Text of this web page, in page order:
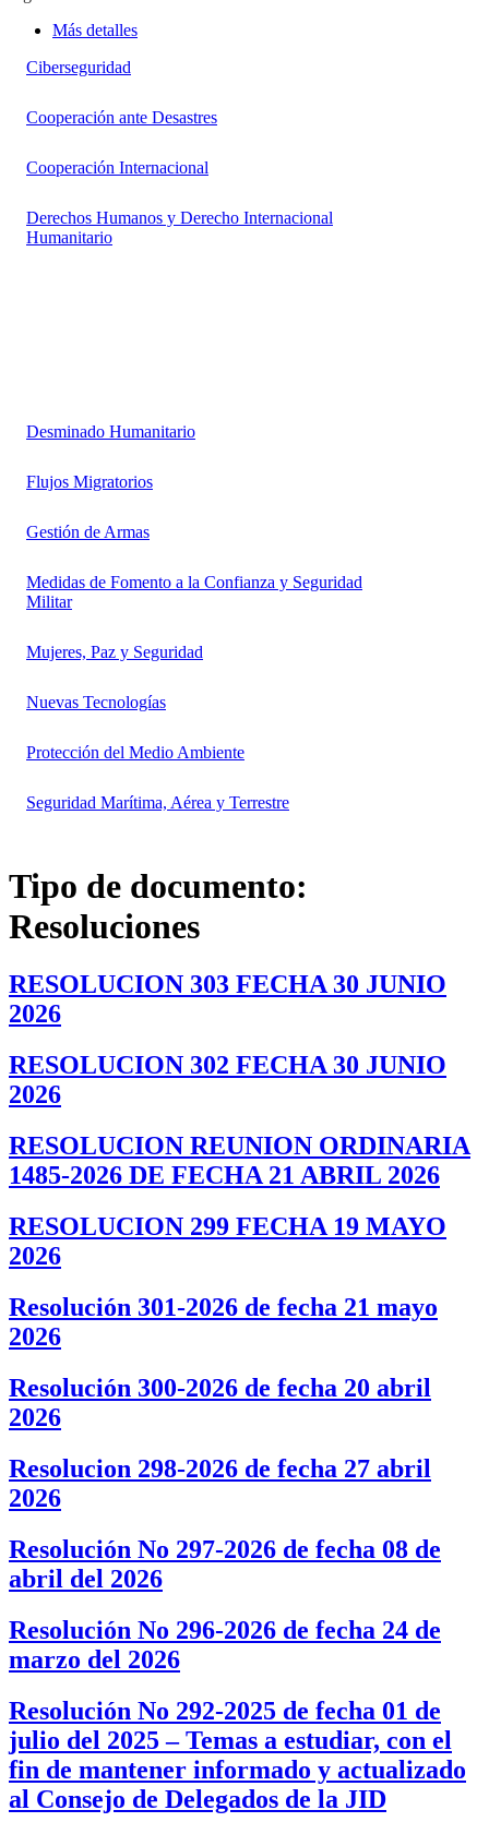
Más detalles
Ciberseguridad
Cooperación ante Desastres
Cooperación Internacional
Derechos Humanos y Derecho Internacional
Humanitario
Desminado Humanitario
Flujos Migratorios
Gestión de Armas
Medidas de Fomento a la Confianza y Seguridad
Militar
Mujeres, Paz y Seguridad
Nuevas Tecnologías
Protección del Medio Ambiente
Seguridad Marítima, Aérea y Terrestre
Tipo de documento:
Resoluciones
RESOLUCION 303 FECHA 30 JUNIO
2026
RESOLUCION 302 FECHA 30 JUNIO
2026
RESOLUCION REUNION ORDINARIA
1485-2026 DE FECHA 21 ABRIL 2026
RESOLUCION 299 FECHA 19 MAYO
2026
Resolución 301-2026 de fecha 21 mayo
2026
Resolución 300-2026 de fecha 20 abril
2026
Resolucion 298-2026 de fecha 27 abril
2026
Resolución No 297-2026 de fecha 08 de
abril del 2026
Resolución No 296-2026 de fecha 24 de
marzo del 2026
Resolución No 292-2025 de fecha 01 de
julio del 2025 – Temas a estudiar, con el
fin de mantener informado y actualizado
al Consejo de Delegados de la JID